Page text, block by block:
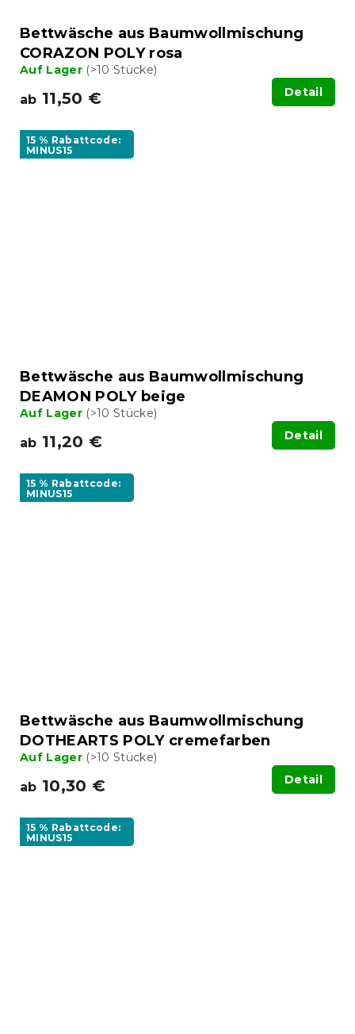
Bettwäsche aus Baumwollmischung
CORAZON POLY rosa
Auf Lager (>10 Stücke)
ab 11,50 € Detail
15 % Rabattcode:
MINUS15
Bettwäsche aus Baumwollmischung
DEAMON POLY beige
Auf Lager (>10 Stücke)
ab 11,20 € Detail
15 % Rabattcode:
MINUS15
Bettwäsche aus Baumwollmischung
DOTHEARTS POLY cremefarben
Auf Lager (>10 Stücke)
ab 10,30 € Detail
15 % Rabattcode:
MINUS15